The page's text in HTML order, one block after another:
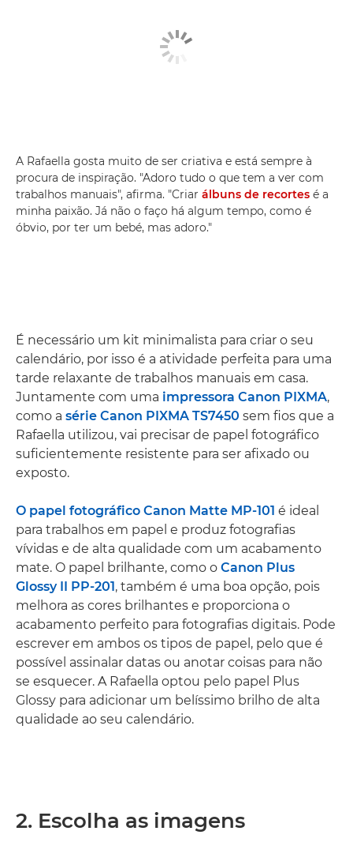
A Rafaella gosta muito de ser criativa e está sempre à
procura de inspiração. "Adoro tudo o que tem a ver com
trabalhos manuais", afirma. "Criar álbuns de recortes é a
minha paixão. Já não o faço há algum tempo, como é
óbvio, por ter um bebé, mas adoro."
É necessário um kit minimalista para criar o seu
calendário, por isso é a atividade perfeita para uma
tarde relaxante de trabalhos manuais em casa.
Juntamente com uma impressora Canon PIXMA,
como a série Canon PIXMA TS7450 sem fios que a
Rafaella utilizou, vai precisar de papel fotográfico
suficientemente resistente para ser afixado ou
exposto.
O papel fotográfico Canon Matte MP-101 é ideal
para trabalhos em papel e produz fotografias
vívidas e de alta qualidade com um acabamento
mate. O papel brilhante, como o Canon Plus
Glossy II PP-201, também é uma boa opção, pois
melhora as cores brilhantes e proporciona o
acabamento perfeito para fotografias digitais. Pode
escrever em ambos os tipos de papel, pelo que é
possível assinalar datas ou anotar coisas para não
se esquecer. A Rafaella optou pelo papel Plus
Glossy para adicionar um belíssimo brilho de alta
qualidade ao seu calendário.
2. Escolha as imagens